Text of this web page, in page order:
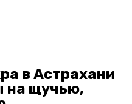
в Астрахани
на щучью,